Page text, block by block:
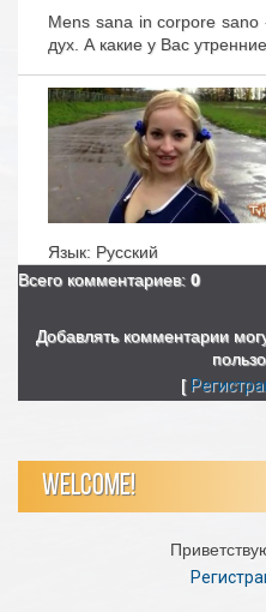
Mens sana in corpore sano
дух. А какие у Вас
Язык: Русский
Всего комментариев: 0
Добавлять комментарии
[
WELCOME!